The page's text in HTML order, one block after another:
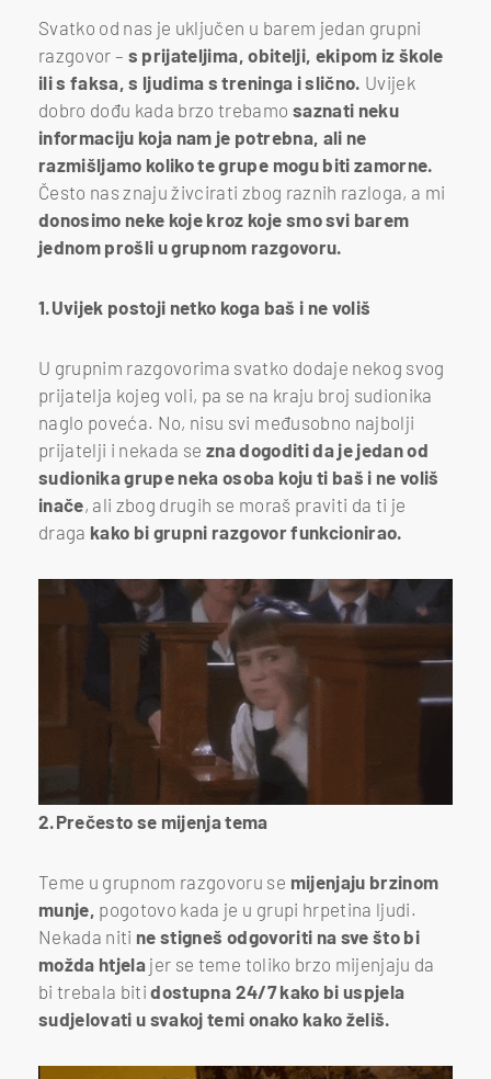
Svatko od nas je uključen u barem jedan grupni
razgovor – s prijateljima, obitelji, ekipom iz škole
ili s faksa, s ljudima s treninga i slično. Uvijek
dobro dođu kada brzo trebamo saznati neku
informaciju koja nam je potrebna, ali ne
razmišljamo koliko te grupe mogu biti zamorne.
Često nas znaju živcirati zbog raznih razloga, a mi
donosimo neke koje kroz koje smo svi barem
jednom prošli u grupnom razgovoru.
1.Uvijek postoji netko koga baš i ne voliš
U grupnim razgovorima svatko dodaje nekog svog
prijatelja kojeg voli, pa se na kraju broj sudionika
naglo poveća. No, nisu svi međusobno najbolji
prijatelji i nekada se zna dogoditi da je jedan od
sudionika grupe neka osoba koju ti baš i ne voliš
inače, ali zbog drugih se moraš praviti da ti je
draga kako bi grupni razgovor funkcionirao.
2.Prečesto se mijenja tema
Teme u grupnom razgovoru se mijenjaju brzinom
munje, pogotovo kada je u grupi hrpetina ljudi.
Nekada niti ne stigneš odgovoriti na sve što bi
možda htjela jer se teme toliko brzo mijenjaju da
bi trebala biti dostupna 24/7 kako bi uspjela
sudjelovati u svakoj temi onako kako želiš.